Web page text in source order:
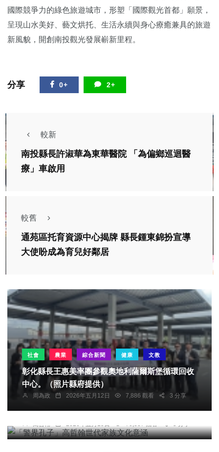
國際競爭力的綠色旅遊城市，形塑「國際觀光首都」願景，
呈現山水美好、藝文烘托、生活永續與身心療癒兼具的旅遊
新風貌，開創南投觀光發展嶄新里程。
分享 0+ 2+
較新
南投縣長許淑華為東華醫院 「為偏鄉巡迴醫
療」車啟用
較舊
通苑區托育資源中心揭牌 縣長鍾東錦扮宣導
大使盼成為育兒好鄰居
社會 農業 綜合新聞 健康 文教
彰化縣長王惠美率團參觀奧地利薩爾斯堡循環回收
中心。（照片縣府提供）
周為政 2026年五月12日 7,886 觀看 3 分享
專欄
「警界孔子」高哲翰世代家族文化意涵
高哲翰 2026年五月15日 70,887 觀看 5 分享